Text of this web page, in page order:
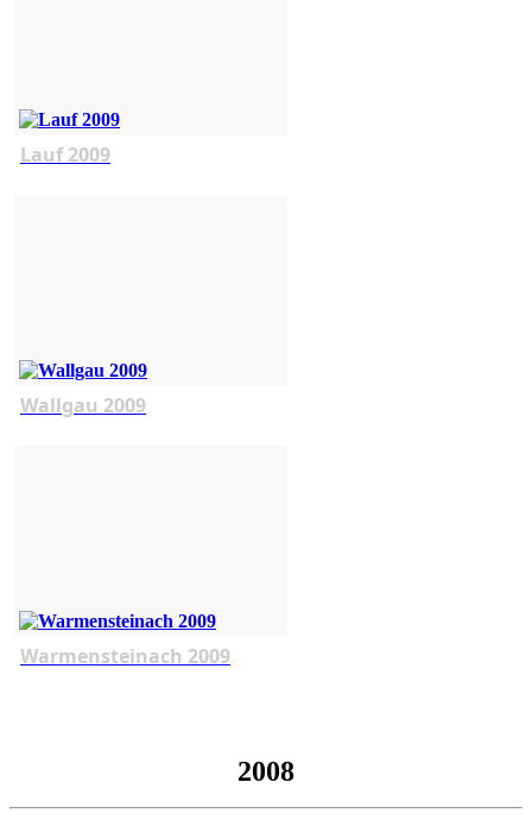
Lauf 2009
Wallgau 2009
Warmensteinach 2009
2008